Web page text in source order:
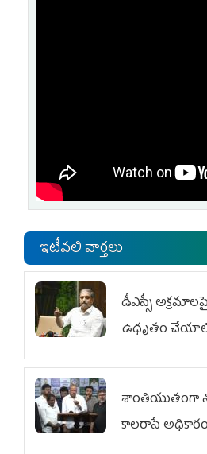
ఇటీవలి వార్తలు
డీఎస్సీ
ఉధృతం
శాంతియుతంగా
కాలరాసే